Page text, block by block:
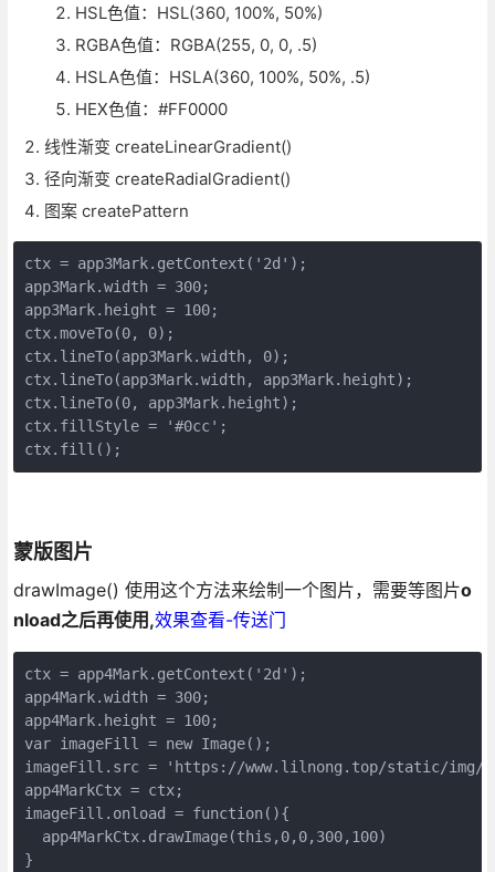
HSL色值：HSL(360, 100%, 50%)
RGBA色值：RGBA(255, 0, 0, .5)
HSLA色值：HSLA(360, 100%, 50%, .5)
HEX色值：#FF0000
线性渐变 createLinearGradient()
径向渐变 createRadialGradient()
图案 createPattern
ctx = app3Mark.getContext('2d');
app3Mark.width = 300;
app3Mark.height = 100;
ctx.moveTo(0, 0);
ctx.lineTo(app3Mark.width, 0);
ctx.lineTo(app3Mark.width, app3Mark.height);
ctx.lineTo(0, app3Mark.height);
ctx.fillStyle = '#0cc';
ctx.fill();
蒙版图片
drawImage() 使用这个方法来绘制一个图片，需要等图片o
nload之后再使用,效果查看-传送门
ctx = app4Mark.getContext('2d');
app4Mark.width = 300;
app4Mark.height = 100;
var imageFill = new Image();
imageFill.src = 'https://www.lilnong.top/static/img/
app4MarkCtx = ctx;
imageFill.onload = function(){
  app4MarkCtx.drawImage(this,0,0,300,100)
}